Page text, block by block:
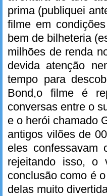
prima (publiquei
filme em
bem de bilheteria
milhões de renda
devida atenção
tempo para
Bond,o filme é
conversas entre o
e o herói chamado
antigos vilões de
eles confessavam
rejeitando isso,
conclusão como é
delas muito